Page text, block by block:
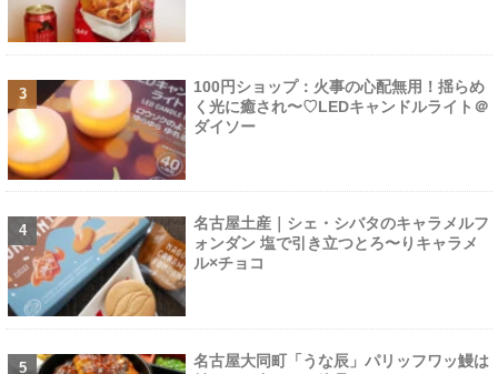
100円ショップ：火事の心配無用！揺らめ
く光に癒され〜♡LEDキャンドルライト＠
ダイソー
名古屋土産｜シェ・シバタのキャラメルフ
ォンダン 塩で引き立つとろ〜りキャラメ
ル×チョコ
名古屋大同町「うな辰」パリッフワッ鰻は